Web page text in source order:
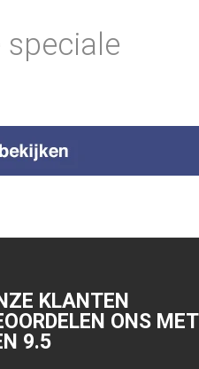
KLANTEN
ONS MET
9.5